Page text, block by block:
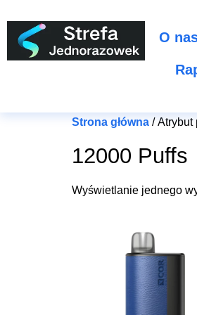
O
Strona główna / Atrybut
12000 Puffs
Wyświetlanie jednego